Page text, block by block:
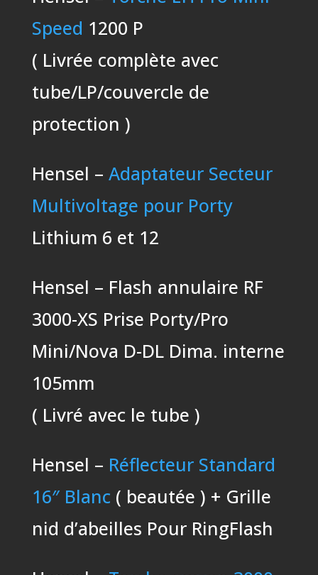
Speed 1200 P
( Livrée complète avec
tube/LP/couvercle de
protection )
Hensel – Adaptateur Secteur
Multivoltage pour Porty
Lithium 6 et 12
Hensel – Flash annulaire RF
3000-XS Prise Porty/Pro
Mini/Nova D-DL Dima. interne
105mm
( Livré avec le tube )
Hensel – Réflecteur Standard
16″ Blanc ( beautée ) + Grille
nid d’abeilles Pour RingFlash